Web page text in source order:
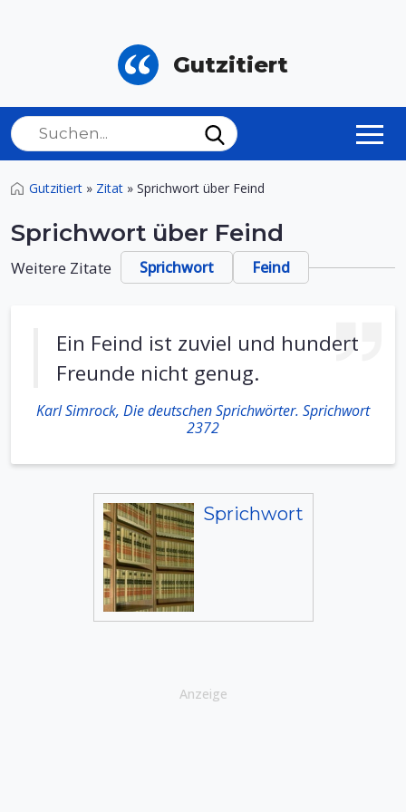
Gutzitiert
Gutzitiert » Zitat » Sprichwort über Feind
Sprichwort über Feind
Weitere Zitate Sprichwort Feind
Ein Feind ist zuviel und hundert
Freunde nicht genug.
Karl Simrock, Die deutschen Sprichwörter. Sprichwort
2372
Sprichwort
Anzeige